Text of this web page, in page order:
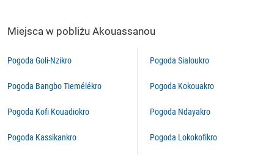
Miejsca w pobliżu Akouassanou
Pogoda Goli-Nzikro
Pogoda Bangbo Tiemélékro
Pogoda Kofi Kouadiokro
Pogoda Kassikankro
Pogoda Sialoukro
Pogoda Kokouakro
Pogoda Ndayakro
Pogoda Lokokofikro